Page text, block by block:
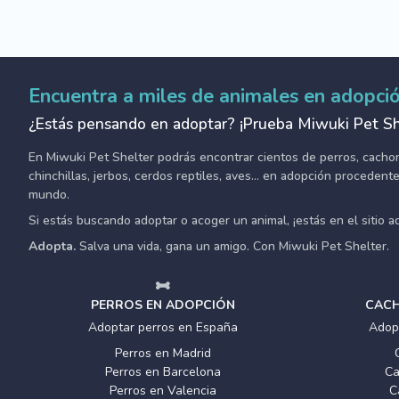
Encuentra a miles de animales en
¿Estás pensando en adoptar? ¡Prueba Miwuki Pet
En Miwuki Pet Shelter podrás encontrar cientos de perros,
chinchillas, jerbos, cerdos reptiles, aves... en adopción
mundo.
Si estás buscando adoptar o acoger un animal, ¡estás en el sitio
Adopta. Salva una vida, gana un amigo. Con Miwuki Pet Shelter.
PERROS EN ADOPCIÓN
Adoptar perros en España
Perros en Madrid
Perros en Barcelona
Perros en Valencia